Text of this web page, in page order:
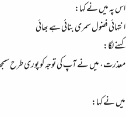
اس پہ میں نے کہا:
انتہائی فضول سمری بنائی ہے بھائی
کہنے لگا:
معذرت، میں نے آپ کی توجہ کو پوری طرح سمجھ
میں نے کہا: